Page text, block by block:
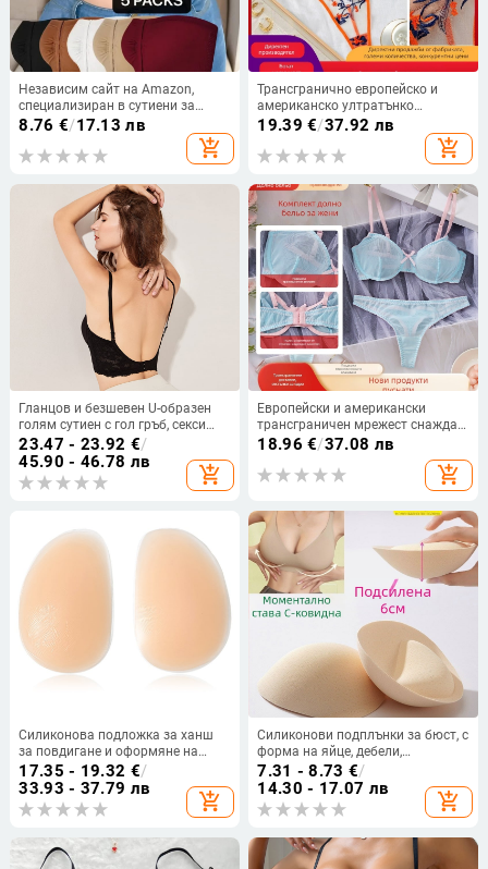
Независим сайт на Amazon,
специализиран в сутиени за
големи размери без презрамки, с
корсет и закопчаване отпред, с
пуш-ъп ефект и красив дизайн на
8.76 €/17.13 лв
add_shopping_cart
Трансгранично европейско и
американско ултратънко
висококачествено секси бельо с
желание за събиране на сутиен,
19.39 €/37.92 лв
add_shopping_cart
Гланцов и безшевен U-образен
голям сутиен с гол гръб, секси
бельо с повдигащ ефект, дамски
дантелен невидим сутиен 90CD
95CD
23.47 - 23.92 €/
45.90 - 46.78 лв
add_shopping_cart
Европейски и американски
трансграничен мрежест снаждащ
се син тънък дизайн с презрамка,
полупрозрачен секси тънък
дантелен комплект бельо на едро
18.96 €/37.08 лв
add_shopping_cart
Силиконова подложка за ханш
за повдигане и оформяне на
дупето, вътрешна подложка за
седалище
17.35 - 19.32 €/
33.93 - 37.79 лв
add_shopping_cart
Силиконови подплънки за бюст, с
форма на яйце, дебели,
самозалепващи, дишащи,
невидими
7.31 - 8.73 €/
14.30 - 17.07 лв
add_shopping_cart